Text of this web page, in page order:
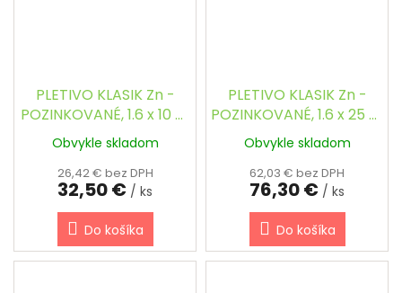
PLETIVO KLASIK Zn -
POZINKOVANÉ, 1.6 x 10 m
/ 60 x 60 / 2.0 mm
Obvykle skladom
26,42 € bez DPH
32,50 € / ks
Do košíka
PLETIVO KLASIK Zn -
POZINKOVANÉ, 1.6 x 25 m
/ 60 x 60 / 2.0 mm
Obvykle skladom
62,03 € bez DPH
76,30 € / ks
Do košíka